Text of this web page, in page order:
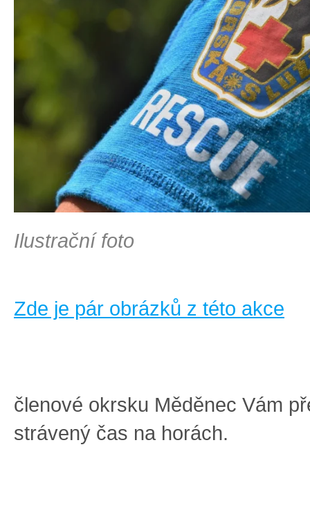
Ilustrační foto
Zde je pár obrázků z této akce
členové okrsku Měděnec Vám
strávený čas na horách.